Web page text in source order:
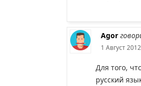
Agor
1 Август
Для того,
русский